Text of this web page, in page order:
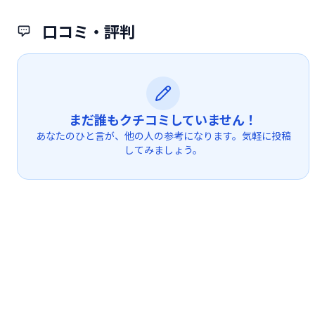
口コミ・評判
まだ誰もクチコミしていません！
あなたのひと言が、他の人の参考になります。気軽に投稿
してみましょう。